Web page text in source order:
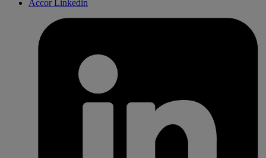
Accor Linkedin